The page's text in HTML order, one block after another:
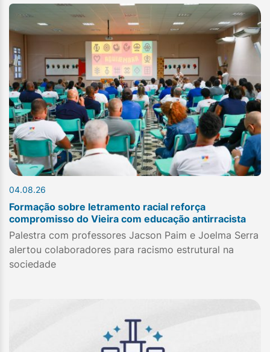
04.08.26
Formação sobre letramento racial reforça
compromisso do Vieira com educação antirracista
Palestra com professores Jacson Paim e Joelma Serra
alertou colaboradores para racismo estrutural na
sociedade